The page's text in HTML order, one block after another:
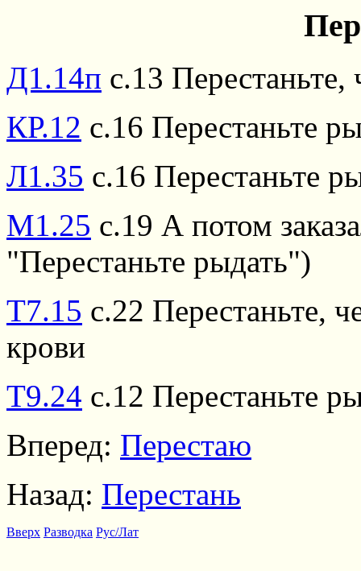
Д1.14п с.13 Перестаньте,
КР.12 с.16 Перестаньте
Л1.35 с.16 Перестаньте
М1.25 с.19 А потом
"Перестаньте рыдать")
Т7.15 с.22 Перестаньте,
крови
Т9.24 с.12 Перестаньте
Вперед: Перестаю
Назад: Перестань
Вверх Разводка Рус/Лат